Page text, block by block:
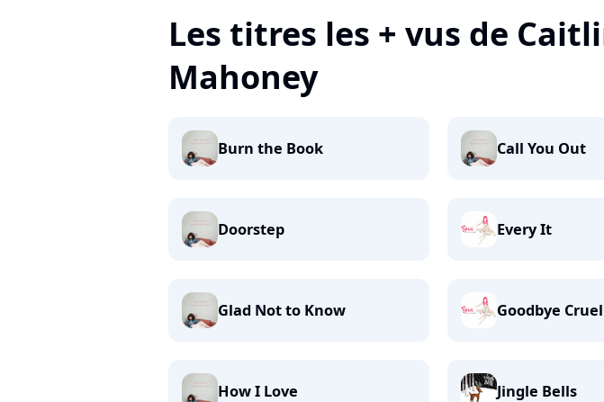
Les titres les + vus de
Mahoney
Burn the Book Call You Out
Doorstep Every It
Glad Not to Know Goodbye
How I Love Jingle Bells